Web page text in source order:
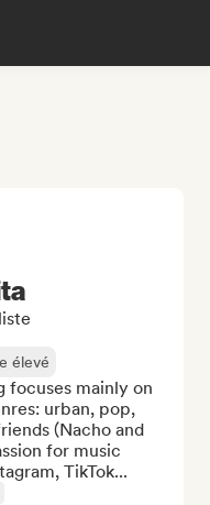
élevé
focuses mainly on
urban, pop,
(Nacho and
for music
TikTok...